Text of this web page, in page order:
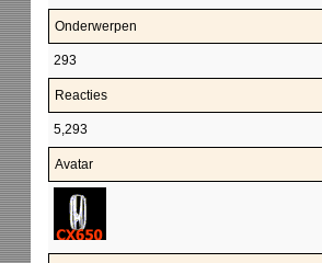
Onderwerpen
293
Reacties
5,293
Avatar